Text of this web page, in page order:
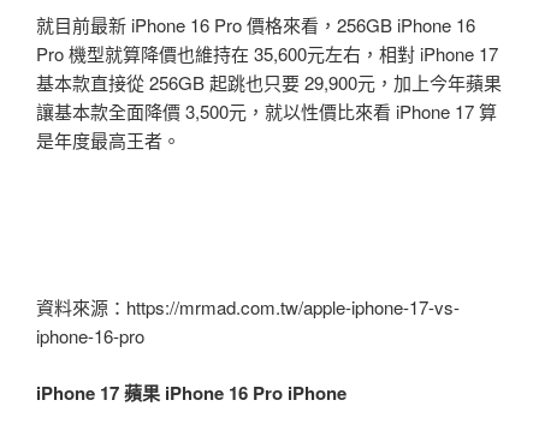
就目前最新 iPhone 16 Pro 價格來看，256GB iPhone 16
Pro 機型就算降價也維持在 35,600元左右，相對 iPhone 17
基本款直接從 256GB 起跳也只要 29,900元，加上今年蘋果
讓基本款全面降價 3,500元，就以性價比來看 iPhone 17 算
是年度最高王者。
資料來源：https://mrmad.com.tw/apple-iphone-17-vs-
iphone-16-pro
iPhone 17蘋果 iPhone 16 Pro iPhone